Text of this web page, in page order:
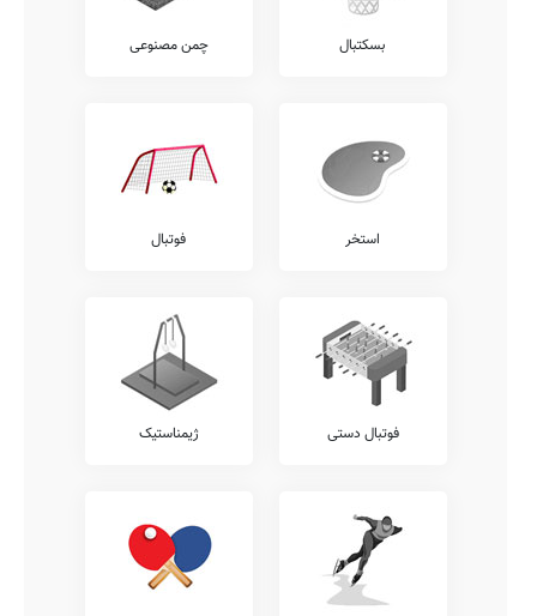
بسکتبال چمن مصنوعی
استخر فوتبال
فوتبال دستی ژیمناستیک